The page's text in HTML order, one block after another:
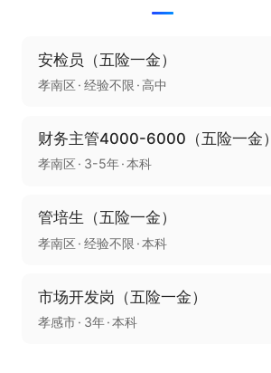
安检员（五险一金）
孝南区 经验不限 高中
财务主管4000-6000（五险一金）
孝南区 3-5年 本科
管培生（五险一金）
孝南区 经验不限 本科
市场开发岗（五险一金）
孝感市 3年 本科